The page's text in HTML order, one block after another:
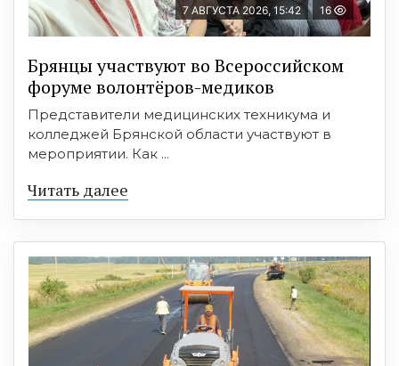
7 АВГУСТА 2026, 15:42 16
Брянцы участвуют во Всероссийском
форуме волонтёров-медиков
Представители медицинских техникума и
колледжей Брянской области участвуют в
мероприятии. Как ...
Читать далее